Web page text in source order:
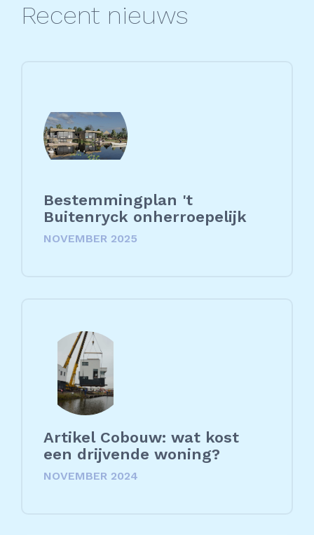
Recent nieuws
Bestemmingplan 't
Buitenryck onherroepelijk
NOVEMBER 2025
Artikel Cobouw: wat kost
een drijvende woning?
NOVEMBER 2024